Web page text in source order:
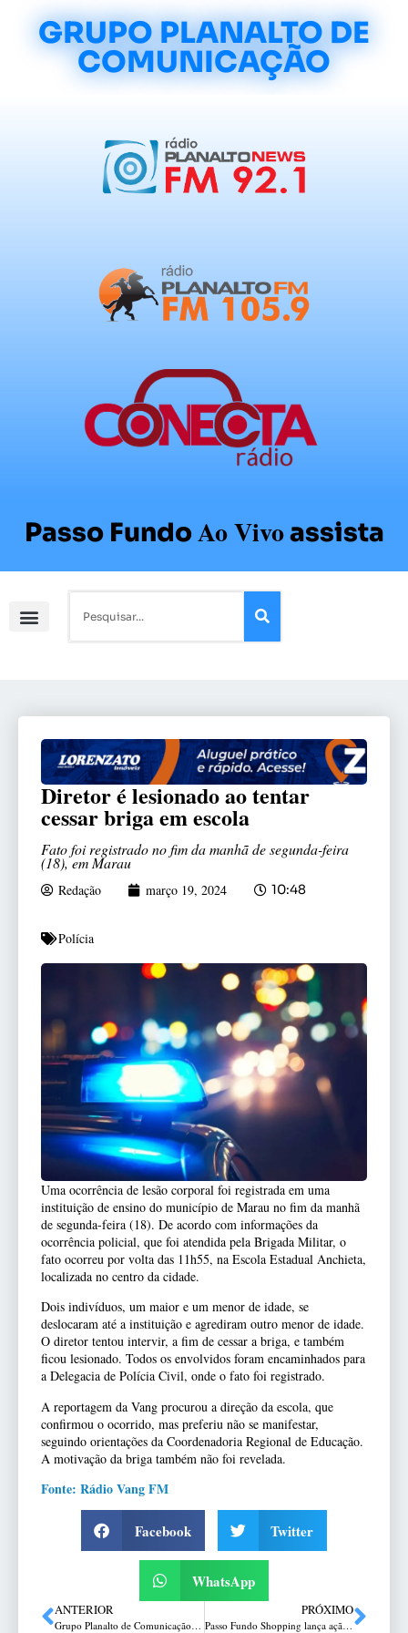
GRUPO PLANALTO DE
COMUNICAÇÃO
Passo FundoAo Vivoassista
Diretor é lesionado ao tentar
cessar briga em escola
Fato foi registrado no fim da manhã de segunda-feira
(18), em Marau
Redação março 19, 2024 10:48
Polícia
Uma ocorrência de lesão corporal foi registrada em uma
instituição de ensino do município de Marau no fim da manhã
de segunda-feira (18). De acordo com informações da
ocorrência policial, que foi atendida pela Brigada Militar, o
fato ocorreu por volta das 11h55, na Escola Estadual Anchieta,
localizada no centro da cidade.
Dois indivíduos, um maior e um menor de idade, se
deslocaram até a instituição e agrediram outro menor de idade.
O diretor tentou intervir, a fim de cessar a briga, e também
ficou lesionado. Todos os envolvidos foram encaminhados para
a Delegacia de Polícia Civil, onde o fato foi registrado.
A reportagem da Vang procurou a direção da escola, que
confirmou o ocorrido, mas preferiu não se manifestar,
seguindo orientações da Coordenadoria Regional de Educação.
A motivação da briga também não foi revelada.
Fonte: Rádio Vang FM
Facebook Twitter
WhatsApp
ANTERIOR
Grupo Planalto de Comunicação na Expoagro Afubra 2024
PRÓXIMO
Passo Fundo Shopping lança ação “Compre, Ganhe e Faça o Bem” com brinde solidário exclusivo dos Amigos do Bem